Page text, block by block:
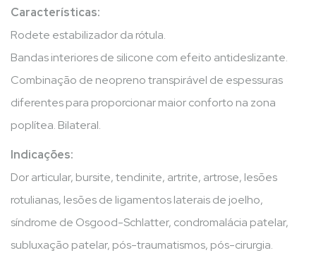
Características:
Rodete estabilizador da rótula.
Bandas interiores de silicone com efeito antideslizante.
Combinação de neopreno transpirável de espessuras
diferentes para proporcionar maior conforto na zona
poplítea. Bilateral.
Indicações:
Dor articular, bursite, tendinite, artrite, artrose, lesões
rotulianas, lesões de ligamentos laterais de joelho,
síndrome de Osgood-Schlatter, condromalácia patelar,
subluxação patelar, pós-traumatismos, pós-cirurgia.